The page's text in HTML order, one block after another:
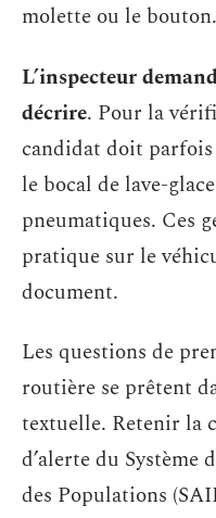
molette ou le bouton.
L’inspecteur
décrire. Pour la
candidat doit
le bocal de lave-
pneumatiques. Ces
pratique sur le
document.
Les questions de
routière se prêtent
textuelle. Retenir la
d’alerte du Système
des Populations